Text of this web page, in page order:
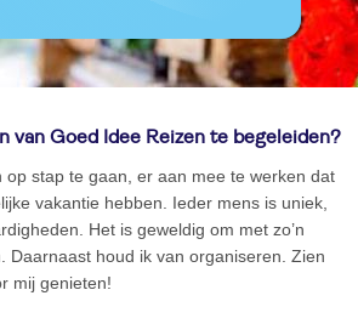
van Goed Idee Reizen te begeleiden?
op stap te gaan, er aan mee te werken dat
vakantie hebben. Ieder mens is uniek,
Het is geweldig om met zo’n
Daarnaast houd ik van organiseren. Zien
mij genieten!